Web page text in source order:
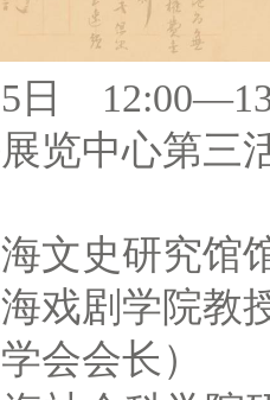
日
展览中心第三
文史研究馆
戏剧学院教
会会长）